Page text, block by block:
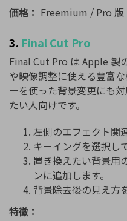
価格： Freemium / Pro 版
3. FinalCut Pro
Final Cut Pro は Apple 製
や映像調整に使える豊富
ーを使った背景変更にも
たい人向けです。
左側のエフェクト関
キーイングを選択し
置き換えたい背景用
ンに追加します。
背景除去後の見え方
特徴：